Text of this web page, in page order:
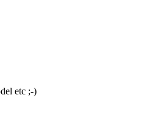
etc ;-)